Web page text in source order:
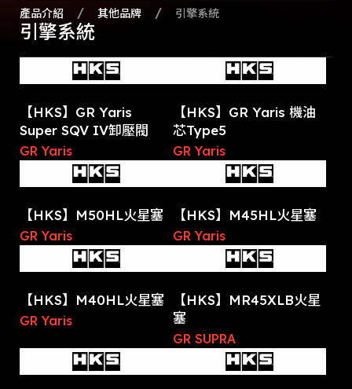
最新消息
登出
產品介紹 其他品牌 引擎系統
引擎系統
【HKS】GR Yaris
Super SQV IV卸壓閥
GR Yaris
【HKS】GR Yaris 機油
芯Type5
GR Yaris
【HKS】M50HL火星塞
GR Yaris
【HKS】M45HL火星塞
GR Yaris
【HKS】M40HL火星塞
GR Yaris
【HKS】MR45XLB火星
塞
GR SUPRA